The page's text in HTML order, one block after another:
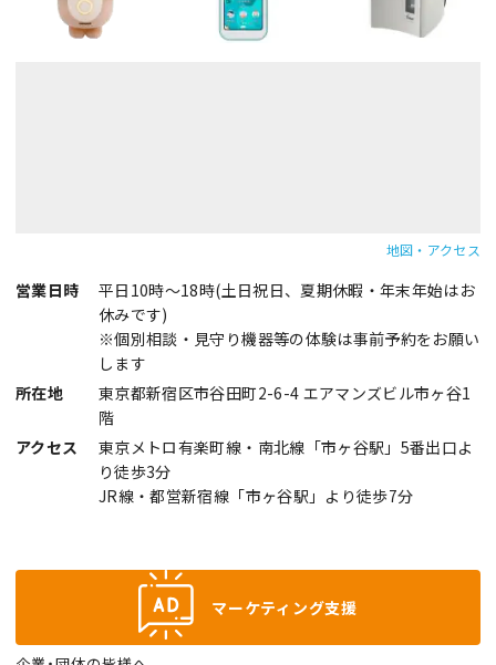
地図・アクセス
営業日時
平日10時～18時(土日祝日、夏期休暇・年末年始はお
休みです)
※個別相談・見守り機器等の体験は事前予約をお願い
します
所在地
東京都新宿区市谷田町2-6-4 エアマンズビル市ヶ谷1
階
アクセス
東京メトロ有楽町線・南北線「市ヶ谷駅」5番出口よ
り徒歩3分
JR線・都営新宿線「市ヶ谷駅」より徒歩7分
マーケティング支援